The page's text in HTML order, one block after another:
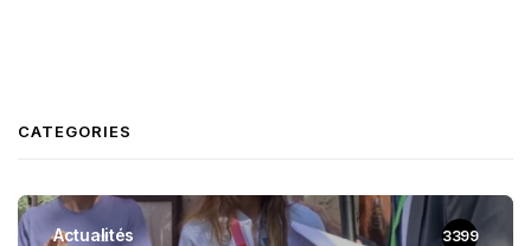
CATEGORIES
Actualités 3399